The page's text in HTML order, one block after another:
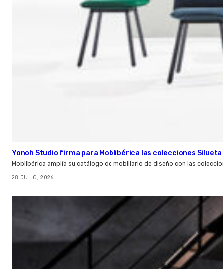
Yonoh Studio firma para Moblibérica las colecciones Silueta
Moblibérica amplía su catálogo de mobiliario de diseño con las
28 JULIO, 2026